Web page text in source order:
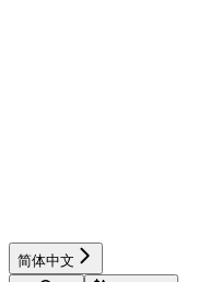
简体中文